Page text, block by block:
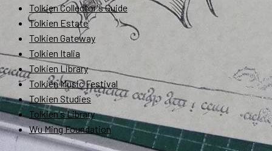
Tolkien Collector's Guide
Tolkien Estate
Tolkien Gateway
Tolkien Italia
Tolkien Library
Tolkien Music Festival
Tolkien Studies
Tolkien's Library
Wu Ming Foundation